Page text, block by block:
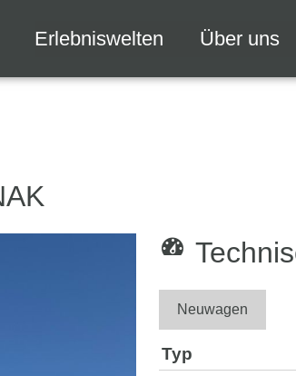
Erlebniswelten Über uns
Neuwagen
Typ